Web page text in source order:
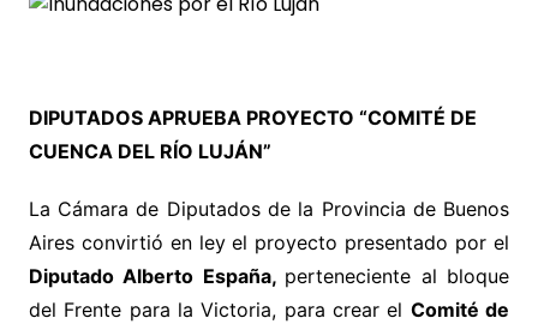
DIPUTADOS APRUEBA PROYECTO “COMITÉ DE
CUENCA DEL RÍO LUJÁN”
La Cámara de Diputados de la Provincia de Buenos
Aires convirtió en ley el proyecto presentado por el
Diputado Alberto España, perteneciente al bloque
del Frente para la Victoria, para crear el Comité de